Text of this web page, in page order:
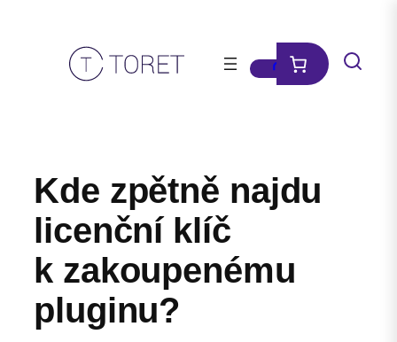
Kde zpětně najdu
licenční klíč
k zakoupenému
pluginu?